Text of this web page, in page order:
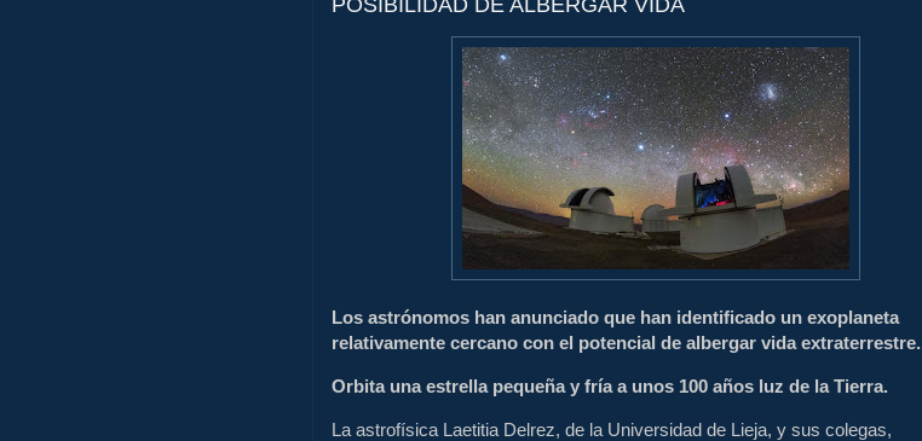
POSIBILIDAD DE ALBERGAR VIDA
Los astrónomos han anunciado que han identificado un exoplaneta
relativamente cercano con el potencial de albergar vida extraterrestre.
Orbita una estrella pequeña y fría a unos 100 años luz de la Tierra.
La astrofísica Laetitia Delrez, de la Universidad de Lieja, y sus colegas,